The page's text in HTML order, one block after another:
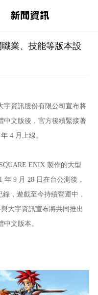
新聞資訊
職業、技能等版本設
資訊股份有限公司宣布將
中文版後，官方後續緊接著
4 月上線。
ENIX 製作的大型
9 月 28 日在台公測後，
，遊戲至今持續營運中，
大宇資訊宣布將共同推出
文版本。